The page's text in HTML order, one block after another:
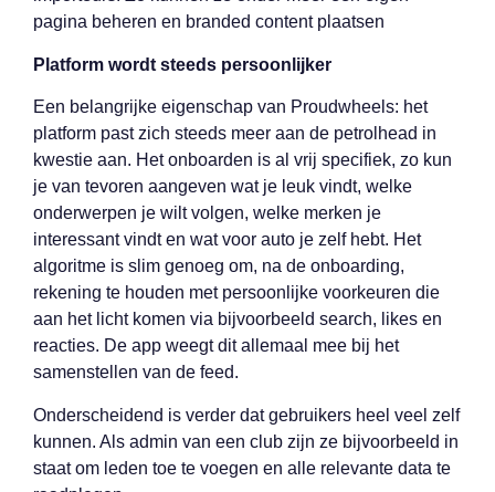
pagina beheren en branded content plaatsen
Platform wordt steeds persoonlijker
Een belangrijke eigenschap van Proudwheels: het
platform past zich steeds meer aan de petrolhead in
kwestie aan. Het onboarden is al vrij specifiek, zo kun
je van tevoren aangeven wat je leuk vindt, welke
onderwerpen je wilt volgen, welke merken je
interessant vindt en wat voor auto je zelf hebt. Het
algoritme is slim genoeg om, na de onboarding,
rekening te houden met persoonlijke voorkeuren die
aan het licht komen via bijvoorbeeld search, likes en
reacties. De app weegt dit allemaal mee bij het
samenstellen van de feed.
Onderscheidend is verder dat gebruikers heel veel zelf
kunnen. Als admin van een club zijn ze bijvoorbeeld in
staat om leden toe te voegen en alle relevante data te